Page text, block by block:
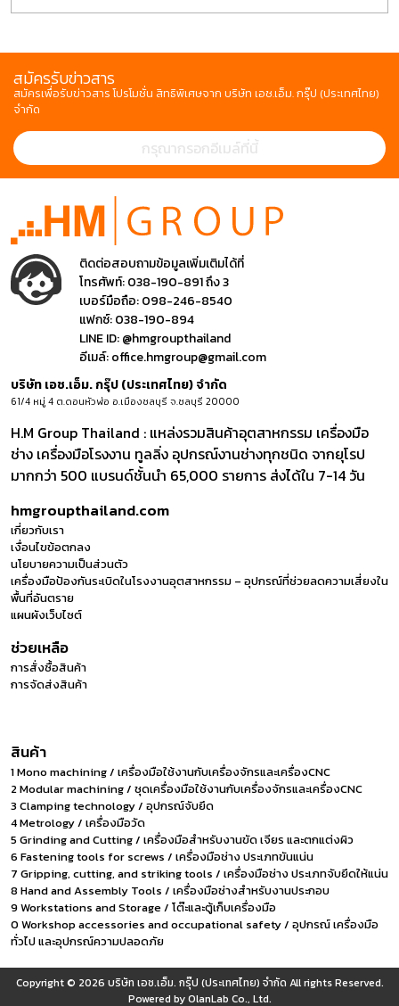
สมัครรับข่าวสาร
สมัครเพื่อรับข่าวสาร โปรโมชั่น สิทธิพิเศษจาก บริษัท เอช.เอ็ม. กรุ๊ป (ประเทศไทย)
จำกัด
ติดต่อสอบถามข้อมูลเพิ่มเติมได้ที่
โทรศัพท์:038-190-891 ถึง 3
เบอร์มือถือ:098-246-8540
แฟกซ์:038-190-894
LINE ID:@hmgroupthailand
อีเมล์:office.hmgroup@gmail.com
บริษัท เอช.เอ็ม. กรุ๊ป (ประเทศไทย) จำกัด
61/4 หมู่ 4 ต.ดอนหัวฬ่อ อ.เมืองชลบุรี จ.ชลบุรี 20000
H.M Group Thailand : แหล่งรวมสินค้าอุตสาหกรรม เครื่องมือ
ช่าง เครื่องมือโรงงาน ทูลลิ่ง อุปกรณ์งานช่างทุกชนิด จากยุโรป
มากกว่า 500 แบรนด์ชั้นนำ 65,000 รายการ ส่งได้ใน 7-14 วัน
hmgroupthailand.com
เกี่ยวกับเรา
เงื่อนไขข้อตกลง
นโยบายความเป็นส่วนตัว
เครื่องมือป้องกันระเบิดในโรงงานอุตสาหกรรม – อุปกรณ์ที่ช่วยลดความเสี่ยงใน
พื้นที่อันตราย
แผนผังเว็บไซต์
ช่วยเหลือ
การสั่งซื้อสินค้า
การจัดส่งสินค้า
สินค้า
1 Mono machining / เครื่องมือใช้งานกับเครื่องจักรและเครื่องCNC
2 Modular machining / ชุดเครื่องมือใช้งานกับเครื่องจักรและเครื่องCNC
3 Clamping technology / อุปกรณ์จับยึด
4 Metrology / เครื่องมือวัด
5 Grinding and Cutting / เครื่องมือสำหรับงานขัด เจียร และตกแต่งผิว
6 Fastening tools for screws / เครื่องมือช่าง ประเภทขันแน่น
7 Gripping, cutting, and striking tools / เครื่องมือช่าง ประเภทจับยึดให้แน่น
8 Hand and Assembly Tools / เครื่องมือช่างสำหรับงานประกอบ
9 Workstations and Storage / โต๊ะและตู้เก็บเครื่องมือ
0 Workshop accessories and occupational safety / อุปกรณ์ เครื่องมือ
ทั่วไป และอุปกรณ์ความปลอดภัย
Copyright © 2026 บริษัท เอช.เอ็ม. กรุ๊ป (ประเทศไทย) จำกัด All rights Reserved.
Powered byOlanLab Co., Ltd.